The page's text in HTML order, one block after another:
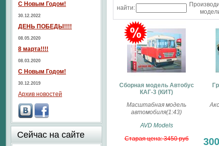
найти:
Сборная модель Автобус
КАГ-3 (КИТ)
Масштабная модель
автомобиля(1:43)
AVD Models
Старая цена: 3450 руб
С Новым Годом!
30.12.2022
ДЕНЬ ПОБЕДЫ!!!!
08.05.2020
8 марта!!!!
08.03.2020
С Новым Годом!
30.12.2019
Архив новостей
Сейчас на сайте